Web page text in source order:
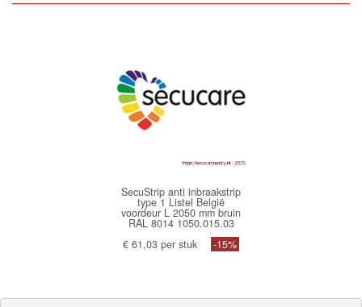
SecuStrip anti inbraakstrip
type 1 Listel België
voordeur L 2050 mm bruin
RAL 8014 1050.015.03
€ 61,03 per stuk
-15%